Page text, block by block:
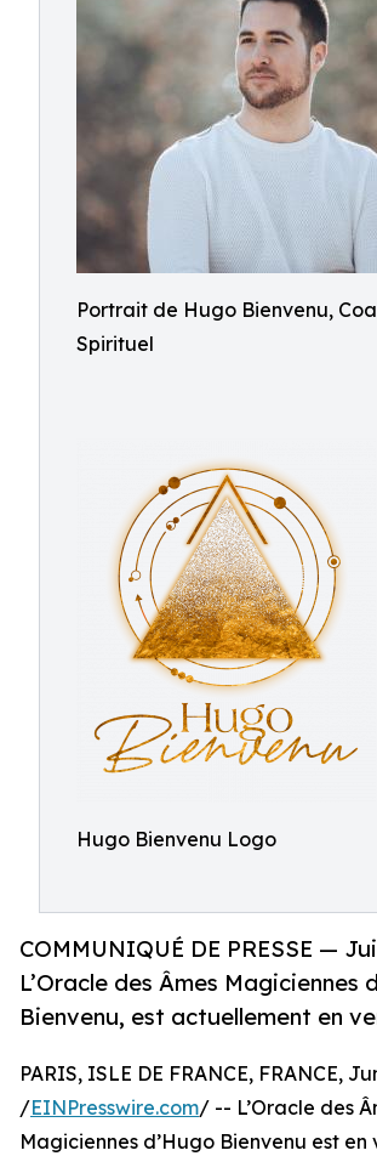
Portrait de Hugo Bienvenu,
Spirituel
Hugo Bienvenu Logo
COMMUNIQUÉ DE PRESSE —
L’Oracle des Âmes Magiciennes
Bienvenu, est actuellement en
PARIS, ISLE DE FRANCE, FRANCE,
/EINPresswire.com/ -- L’Oracle des
Magiciennes d’Hugo Bienvenu est en